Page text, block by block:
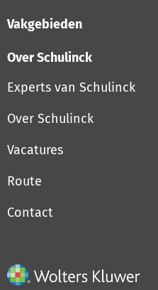
Vakgebieden
Over Schulinck
Experts van Schulinck
Over Schulinck
Vacatures
Route
Contact